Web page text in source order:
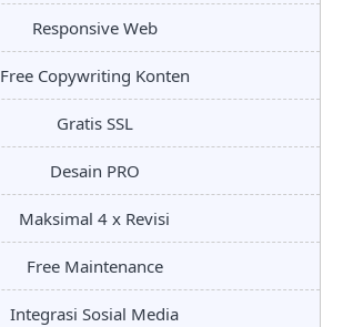
Responsive Web
Free Copywriting Konten
Gratis SSL
Desain PRO
Maksimal 4 x Revisi
Free Maintenance
Integrasi Sosial Media